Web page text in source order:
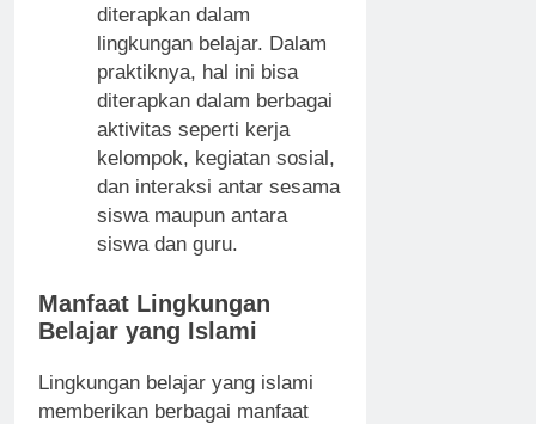
diterapkan dalam
lingkungan belajar. Dalam
praktiknya, hal ini bisa
diterapkan dalam berbagai
aktivitas seperti kerja
kelompok, kegiatan sosial,
dan interaksi antar sesama
siswa maupun antara
siswa dan guru.
Manfaat Lingkungan
Belajar yang Islami
Lingkungan belajar yang islami
memberikan berbagai manfaat